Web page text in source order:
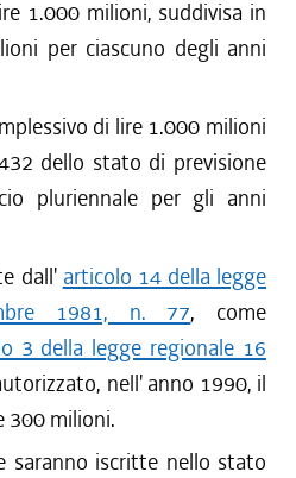
1.000 milioni, suddivisa in
per ciascuno degli anni
di lire 1.000 milioni
dello stato di previsione
pluriennale per gli anni
dall' articolo 14 della legge
1981, n. 77, come
3 della legge regionale 16
nell' anno 1990, il
300 milioni.
saranno iscritte nello stato